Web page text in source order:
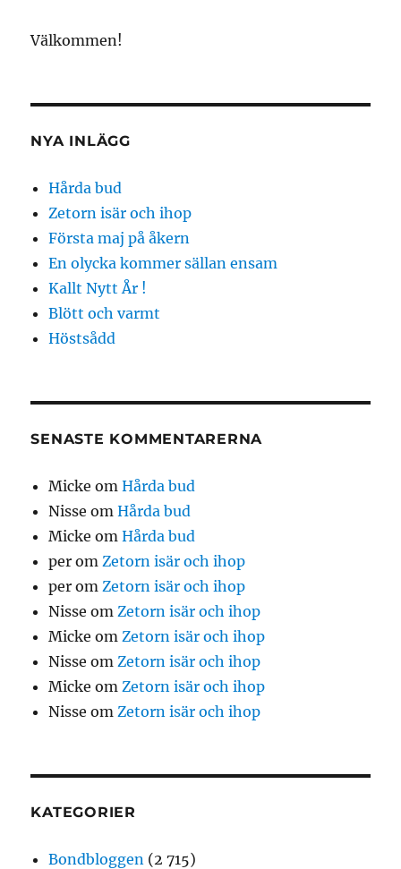
Välkommen!
NYA INLÄGG
Hårda bud
Zetorn isär och ihop
Första maj på åkern
En olycka kommer sällan ensam
Kallt Nytt År !
Blött och varmt
Höstsådd
SENASTE KOMMENTARERNA
Micke omHårda bud
Nisse omHårda bud
Micke omHårda bud
per om Zetorn isär och ihop
per om Zetorn isär och ihop
Nisse om Zetorn isär och ihop
Micke om Zetorn isär och ihop
Nisse om Zetorn isär och ihop
Micke om Zetorn isär och ihop
Nisse om Zetorn isär och ihop
KATEGORIER
Bondbloggen (2 715)